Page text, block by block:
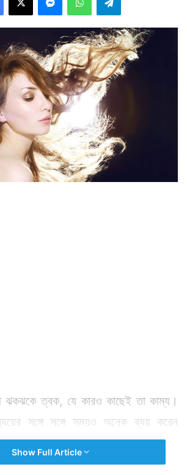
ত্বক, যে কারও কাছেই তা কাম্য।
সঙ্গে সঙ্গে সময়ও অনেক ব্যয় করেন
Show Full Article